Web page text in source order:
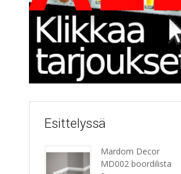
Esittelyssä
Mardom Decor
MD002 boordilista